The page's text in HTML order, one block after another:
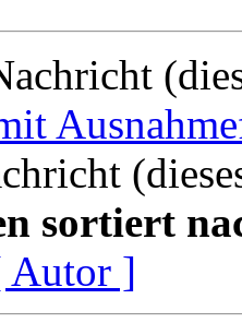
sortiert
Autor ]